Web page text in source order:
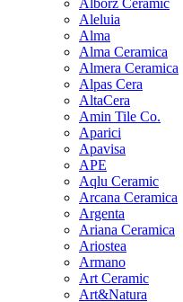
Aleluia
Alma
Alma Ceramica
Almera Ceramica
Alpas Cera
AltaCera
Amin Tile Co.
Aparici
Apavisa
APE
Aqlu Ceramic
Arcana Ceramica
Argenta
Ariana Ceramica
Ariostea
Armano
Art Ceramic
Art&Natura